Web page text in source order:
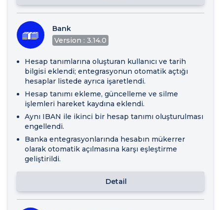
Bank
Version : 3.14.0
Hesap tanımlarına oluşturan kullanıcı ve tarih
bilgisi eklendi; entegrasyonun otomatik açtığı
hesaplar listede ayrıca işaretlendi.
Hesap tanımı ekleme, güncelleme ve silme
işlemleri hareket kaydına eklendi.
Aynı IBAN ile ikinci bir hesap tanımı oluşturulması
engellendi.
Banka entegrasyonlarında hesabın mükerrer
olarak otomatik açılmasına karşı eşleştirme
geliştirildi.
Detail